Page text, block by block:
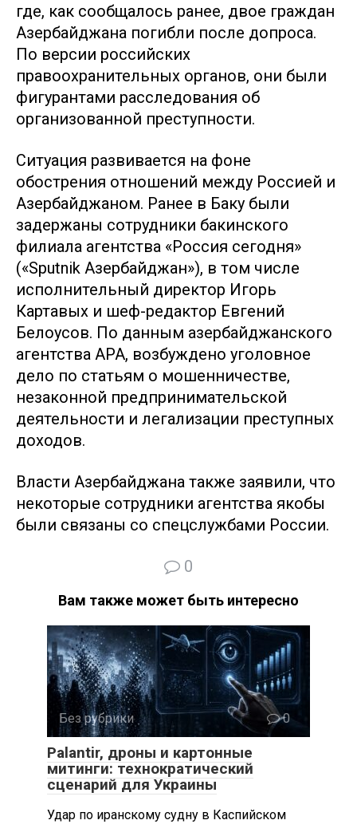
где, как сообщалось ранее, двое граждан
Азербайджана погибли после допроса.
По версии российских
правоохранительных органов, они были
фигурантами расследования об
организованной преступности.
Ситуация развивается на фоне
обострения отношений между Россией и
Азербайджаном. Ранее в Баку были
задержаны сотрудники бакинского
филиала агентства «Россия сегодня»
(«Sputnik Азербайджан»), в том числе
исполнительный директор Игорь
Картавых и шеф-редактор Евгений
Белоусов. По данным азербайджанского
агентства APA, возбуждено уголовное
дело по статьям о мошенничестве,
незаконной предпринимательской
деятельности и легализации преступных
доходов.
Власти Азербайджана также заявили, что
некоторые сотрудники агентства якобы
были связаны со спецслужбами России.
0
Вам также может быть интересно
Без рубрики 0
Palantir, дроны и картонные
митинги: технократический
сценарий для Украины
Удар по иранскому судну в Каспийском